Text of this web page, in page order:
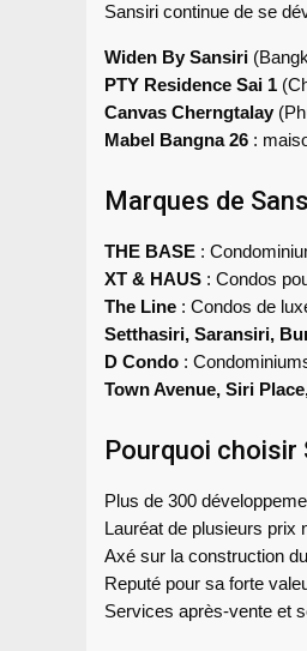
Sansiri continue de se
Widen By Sansiri
PTY Residence Sai 1
Canvas Cherngtalay
Mabel Bangna 26 :
Marques de
THE BASE :
XT & HAUS : Condos
The Line : Condos de
Setthasiri, Saransiri,
D Condo :
Town Avenue, Siri
Pourquoi choisir
Plus de 300
Lauréat de plusieurs prix
Axé sur la construction
Reputé pour sa forte
Services après-vente et